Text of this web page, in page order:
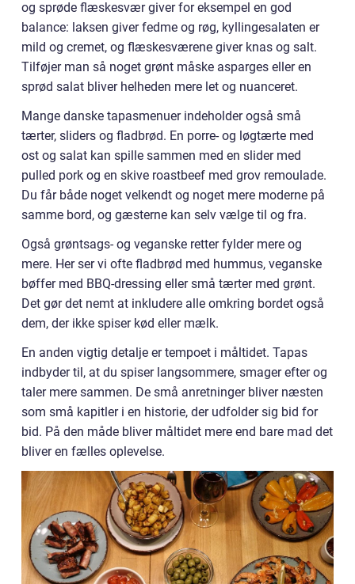
og sprøde flæskesvær giver for eksempel en god
balance: laksen giver fedme og røg, kyllingesalaten er
mild og cremet, og flæskesværene giver knas og salt.
Tilføjer man så noget grønt måske asparges eller en
sprød salat bliver helheden mere let og nuanceret.
Mange danske tapasmenuer indeholder også små
tærter, sliders og fladbrød. En porre- og løgtærte med
ost og salat kan spille sammen med en slider med
pulled pork og en skive roastbeef med grov remoulade.
Du får både noget velkendt og noget mere moderne på
samme bord, og gæsterne kan selv vælge til og fra.
Også grøntsags- og veganske retter fylder mere og
mere. Her ser vi ofte fladbrød med hummus, veganske
bøffer med BBQ-dressing eller små tærter med grønt.
Det gør det nemt at inkludere alle omkring bordet også
dem, der ikke spiser kød eller mælk.
En anden vigtig detalje er tempoet i måltidet. Tapas
indbyder til, at du spiser langsommere, smager efter og
taler mere sammen. De små anretninger bliver næsten
som små kapitler i en historie, der udfolder sig bid for
bid. På den måde bliver måltidet mere end bare mad det
bliver en fælles oplevelse.